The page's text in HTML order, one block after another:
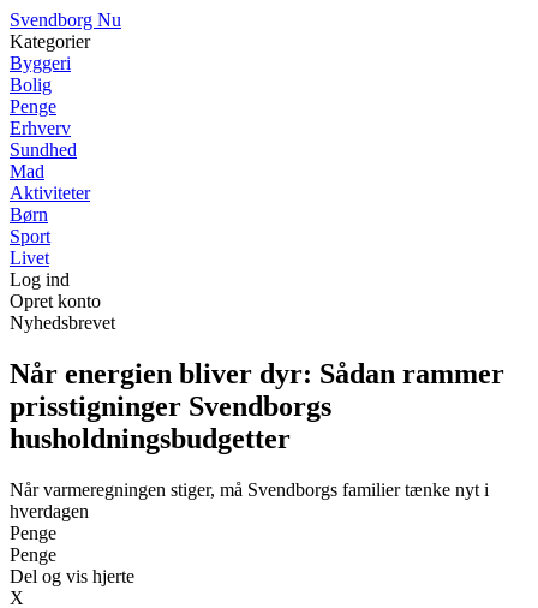
Svendborg Nu
Kategorier
Byggeri
Bolig
Penge
Erhverv
Sundhed
Mad
Aktiviteter
Børn
Sport
Livet
Log ind
Opret konto
Nyhedsbrevet
Når energien bliver dyr: Sådan rammer
prisstigninger Svendborgs
husholdningsbudgetter
Når varmeregningen stiger, må Svendborgs familier tænke nyt i
hverdagen
Penge
Penge
Del og vis hjerte
X